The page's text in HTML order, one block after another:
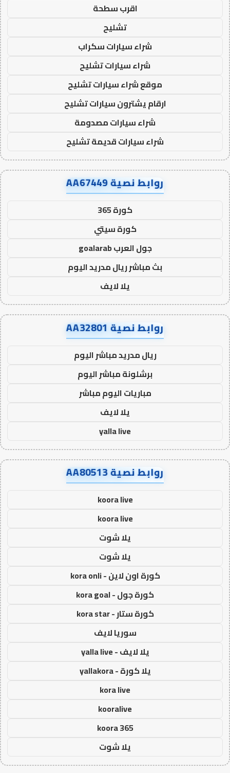
اقرب سطحة
تشليح
شراء سيارات سكراب
شراء سيارات تشليح
موقع شراء سيارات تشليح
ارقام يشترون سيارات تشليح
شراء سيارات مصدومة
شراء سيارات قديمة تشليح
روابط نصية AA67449
كورة 365
كورة سيتي
جول العرب goalarab
بث مباشر ريال مدريد اليوم
يلا لايف
روابط نصية AA32801
ريال مدريد مباشر اليوم
برشلونة مباشر اليوم
مباريات اليوم مباشر
يلا لايف
yalla live
روابط نصية AA80513
koora live
koora live
يلا شوت
يلا شوت
كورة اون لاين - kora onli
كورة جول - kora goal
كورة ستار - kora star
سوريا لايف
يلا لايف - yalla live
يلا كورة - yallakora
kora live
kooralive
koora 365
يلا شوت